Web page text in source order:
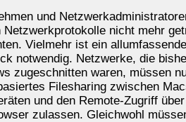
und
Netzwerkprotokolle nicht mehr
Vielmehr ist ein
notwendig. Netzwerke, die
zugeschnitten waren, müssen
Filesharing zwischen
und den Remote-Zugriff über
zulassen. Gleichwohl